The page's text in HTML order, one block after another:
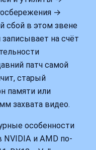
→
сбой в этом звене
на счёт
патч самой
старый
памяти или
захвата видео.
особенности
NVIDIA и AMD по-